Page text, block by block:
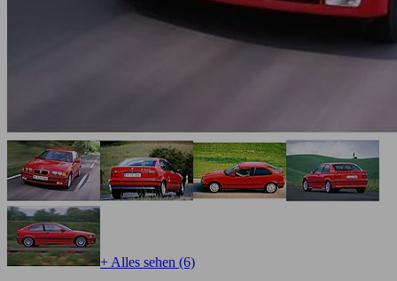
+ Alles sehen (6)